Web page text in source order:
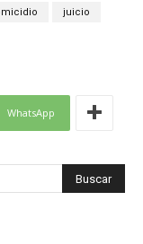
juicio
WhatsApp